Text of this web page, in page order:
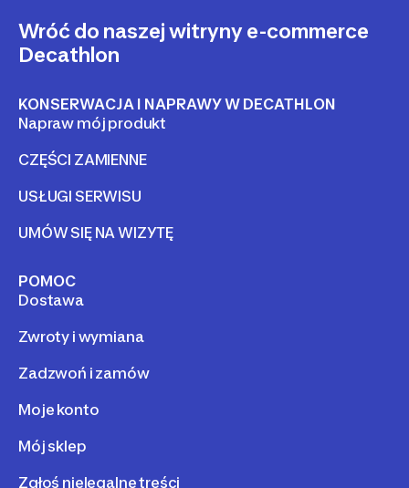
Wróć do naszej witryny e-commerce
Decathlon
KONSERWACJA I NAPRAWY W DECATHLON
Napraw mój produkt
CZĘŚCI ZAMIENNE
USŁUGI SERWISU
UMÓW SIĘ NA WIZYTĘ
POMOC
Dostawa
Zwroty i wymiana
Zadzwoń i zamów
Moje konto
Mój sklep
Zgłoś nielegalne treści